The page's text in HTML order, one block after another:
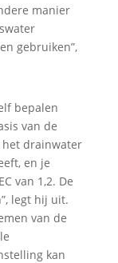
manier
gebruiken”,
bepalen
van de
het drainwater
en je
van 1,2. De
legt hij uit.
van de
kan